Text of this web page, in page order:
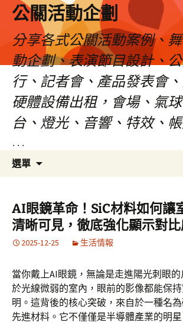
公關活動企劃
分享各式公關活動案例、
動企劃、表演節目設計、
行、記者會、產品發表會
硬體設備出租，會場、氣
台、燈光、音響、特效、
…
選單
要
內
容
AI眼鏡革命！SiC材料如何讓
清晰可見，徹底強化顯示對
2025-12-25 生活情報
當你戴上AI眼鏡，無論是走進陽光刺眼
於光線微弱的室內，眼前的影像都能保
明。這背後的核心突破，來自於一種名
先進材料。它不僅僅是半導體產業的明